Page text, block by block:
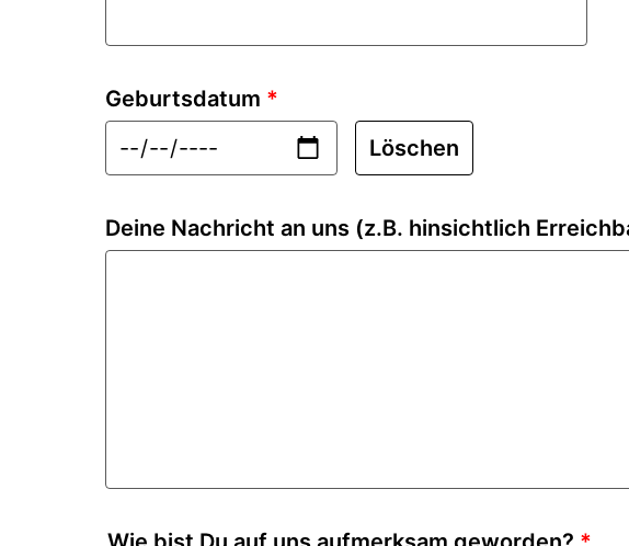
Geburtsdatum *
Löschen
Deine Nachricht an uns (z.B. hinsichtlich